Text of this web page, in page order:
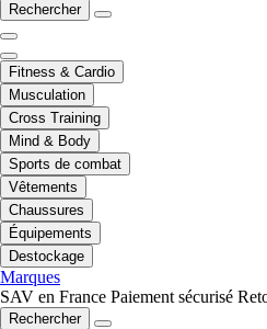
Rechercher
Fitness & Cardio
Musculation
Cross Training
Mind & Body
Sports de combat
Vêtements
Chaussures
Équipements
Destockage
Marques
SAV en France Paiement sécurisé
Rechercher